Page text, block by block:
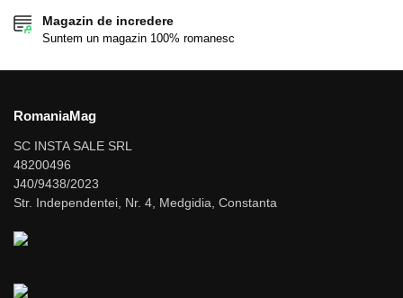
Magazin de incredere
Suntem un magazin 100% romanesc
RomaniaMag
SC INSTA SALE SRL
48200496
J40/9438/2023
Str. Independentei, Nr. 4, Medgidia, Constanta